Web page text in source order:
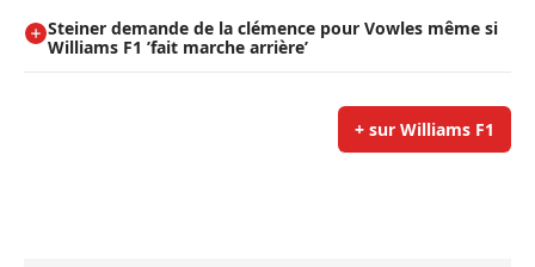
Steiner demande de la clémence pour Vowles même si
Williams F1 ’fait marche arrière’
+ sur Williams F1